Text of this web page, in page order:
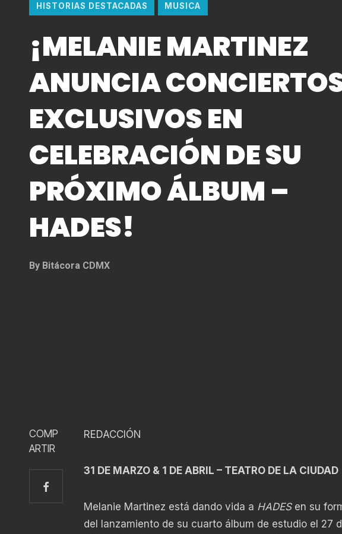
HISTORIAS DESTACADAS MUSICA
¡MELANIE MARTINEZ
ANUNCIA
EXCLUSIVOS EN
CELEBRACIÓN DE SU
PRÓXIMO ÁLBUM –
HADES!
By Bitácora CDMX
COMP
ARTIR
REDACCIÓN
31 DE MARZO & 1 DE ABRIL – TEATRO DE LA CIUDAD
Melanie Martinez está dando vida a HADES en su
del lanzamiento de su cuarto álbum de estudio el 27